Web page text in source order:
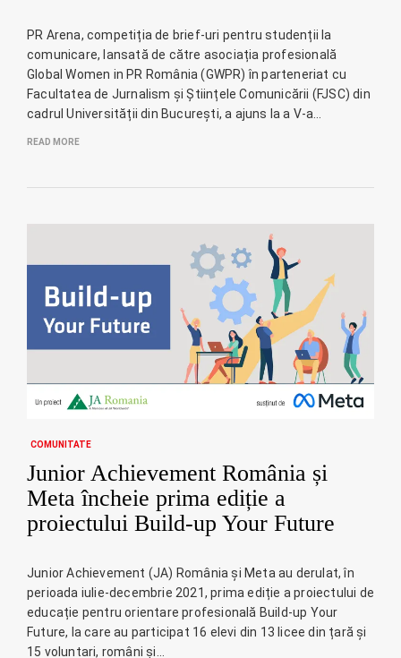
PR Arena, competiția de brief-uri pentru studenții la
comunicare, lansată de către asociația profesională
Global Women in PR România (GWPR) în parteneriat cu
Facultatea de Jurnalism și Științele Comunicării (FJSC) din
cadrul Universității din București, a ajuns la a V-a…
READ MORE
COMUNITATE
Junior Achievement România și
Meta încheie prima ediție a
proiectului Build-up Your Future
Junior Achievement (JA) România și Meta au derulat, în
perioada iulie-decembrie 2021, prima ediție a proiectului de
educație pentru orientare profesională Build-up Your
Future, la care au participat 16 elevi din 13 licee din țară și
15 voluntari, români și…